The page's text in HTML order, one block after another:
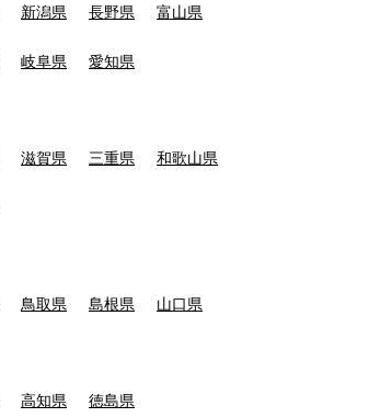
新潟県 長野県 富山県
岐阜県 愛知県
滋賀県 三重県 和歌山県
鳥取県 島根県 山口県
高知県 徳島県